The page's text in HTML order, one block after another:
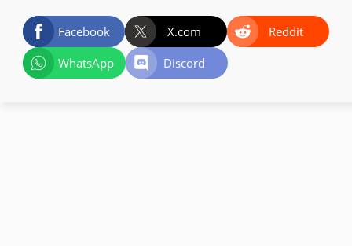
Facebook X.com
Reddit
WhatsApp
Discord